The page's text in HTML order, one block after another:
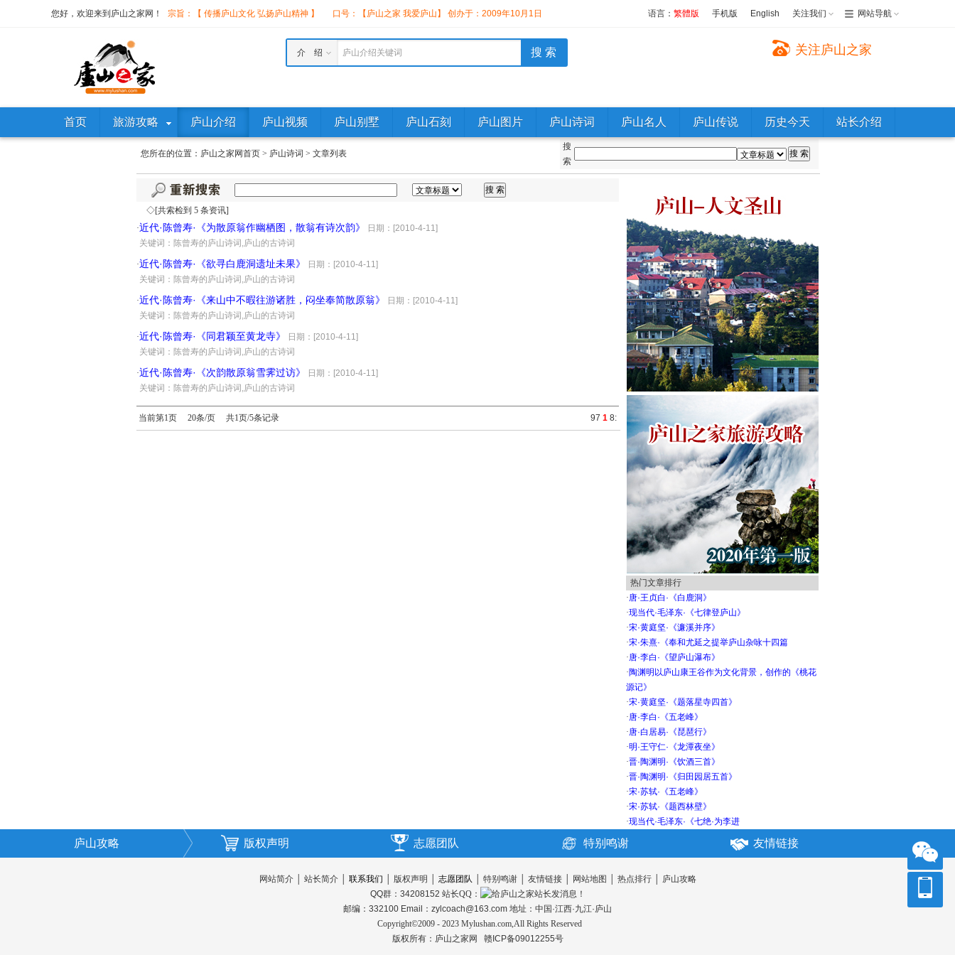
您好，欢迎来到庐山之家网！ 宗旨：【 传播庐山文化 弘扬庐山精神 】 口号：【庐山之家 我爱庐山】 创办于：2009年10月1日 语言： 繁體版 手机版 English 关注我们 网站导航
庐山介绍关键词
介 绍 关注庐山之家
首页 旅游攻略 庐山介绍 庐山视频 庐山别墅 庐山石刻 庐山图片 庐山诗词 庐山名人 庐山传说 历史今天 站长介绍
您所在的位置： 庐山之家网首页 > 庐山诗词 > 文章列表
搜
索
◇[共索检到 5 条资讯]
·近代·陈曾寿·《为散原翁作幽栖图，散翁有诗次韵》
日期：[2010-4-11]
关键词：陈曾寿的庐山诗词,庐山的古诗词
·近代·陈曾寿·《欲寻白鹿洞遗址未果》
日期：[2010-4-11]
关键词：陈曾寿的庐山诗词,庐山的古诗词
·近代·陈曾寿·《来山中不暇往游诸胜，闷坐奉简散原翁》
日期：[2010-4-11]
关键词：陈曾寿的庐山诗词,庐山的古诗词
·近代·陈曾寿·《同君颖至黄龙寺》
日期：[2010-4-11]
关键词：陈曾寿的庐山诗词,庐山的古诗词
·近代·陈曾寿·《次韵散原翁雪霁过访》
日期：[2010-4-11]
关键词：陈曾寿的庐山诗词,庐山的古诗词
当前第1页 20条/页 共1页/5条记录 97 1 8:
热门文章排行
·唐·王贞白·《白鹿洞》
·现当代·毛泽东·《七律登庐山》
·宋·黄庭坚·《濂溪并序》
·宋·朱熹·《奉和尤延之提举庐山杂咏十四篇
·唐·李白·《望庐山瀑布》
·陶渊明以庐山康王谷作为文化背景，创作的《桃花
源记》
·宋·黄庭坚·《题落星寺四首》
·唐·李白·《五老峰》
·唐·白居易·《琵琶行》
·明·王守仁·《龙潭夜坐》
·晋·陶渊明·《饮酒三首》
·晋·陶渊明·《归田园居五首》
·宋·苏轼·《五老峰》
·宋·苏轼·《题西林壁》
·现当代·毛泽东·《七绝·为李进
庐山攻略 版权声明 志愿团队 特别鸣谢 友情链接
网站简介│ 站长简介│ 联系我们 版权声明 志愿团队 特别鸣谢│ 友情链接│ 网站地图 热点排行│
庐山攻略
QQ群：34208152 站长QQ：
邮编：332100 Email：zylcoach@163.com 地址：中国·江西·九江·庐山
Copyright©2009 - 2023 Mylushan.com,All Rights Reserved
版权所有： 庐山之家网 赣ICP备09012255号